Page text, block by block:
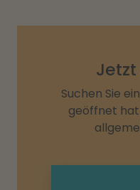
Suchen Sie
geöffnet hat